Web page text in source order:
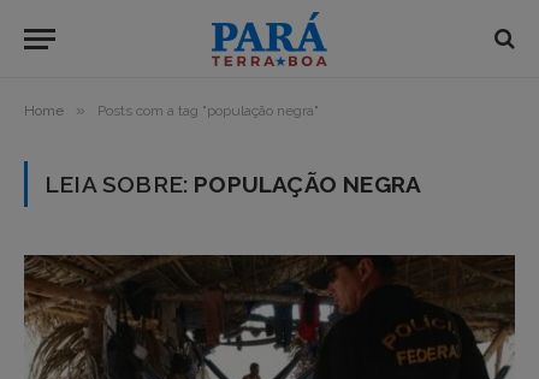
Home » Posts com a tag "população negra"
LEIA SOBRE: POPULAÇÃO NEGRA